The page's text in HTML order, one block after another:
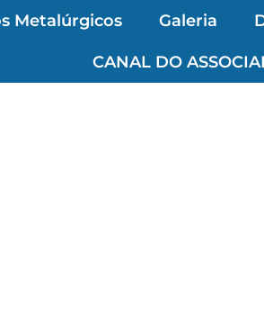
Metalúrgicos Galeria
CANAL DO